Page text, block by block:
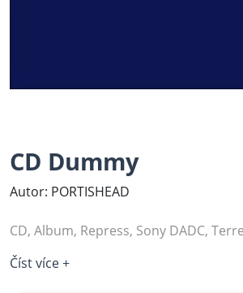
CD Dummy
Autor: PORTISHEAD
CD, Album, Repress, Sony DADC,
Číst více +